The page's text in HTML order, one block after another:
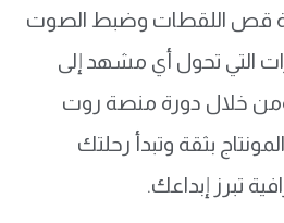
قص اللقطات وضبط الصوت
التي تحول أي مشهد إلى
ومن خلال دورة منصة روت
بثقة وتبدأ رحلتك
تبرز إبداعك.